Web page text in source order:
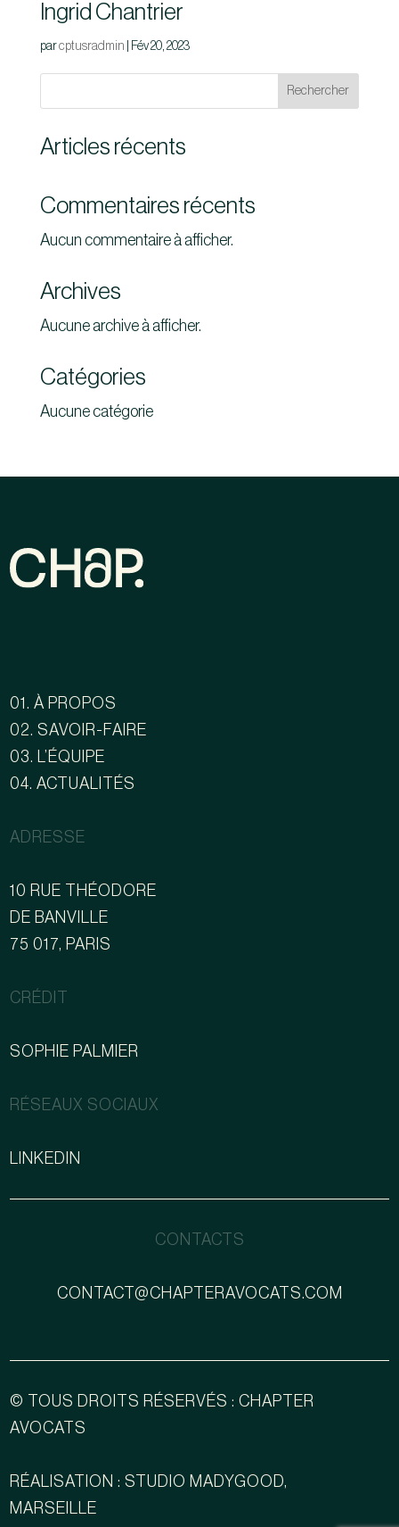
Ingrid Chantrier
parcptusradmin Fév 20, 2023
Rechercher
Articles récents
Commentaires récents
Aucun commentaire à afficher.
Archives
Aucune archive à afficher.
Catégories
Aucune catégorie
01. À PROPOS
02. SAVOIR-FAIRE
03. L’ÉQUIPE
04. ACTUALITÉS
ADRESSE
10 RUE THÉODORE
DE BANVILLE
75 017, PARIS
CRÉDIT
SOPHIE PALMIER
RÉSEAUX SOCIAUX
LINKEDIN
CONTACTS
CONTACT@CHAPTERAVOCATS.COM
© TOUS DROITS RÉSERVÉS : CHAPTER
AVOCATS
RÉALISATION : STUDIO MADYGOOD,
MARSEILLE